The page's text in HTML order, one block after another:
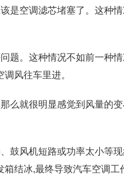
是空调滤芯堵塞了。这种
题。这种情况不如前一种
风往车里进。
么就很明显感觉到风量的
鼓风机短路或功率太小等
结冰,最终导致汽车空调工